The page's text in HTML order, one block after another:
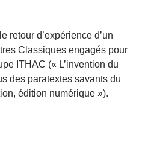
retour d’expérience d’un
Classiques engagés pour
ITHAC (« L’invention du
des paratextes savants du
édition numérique »).